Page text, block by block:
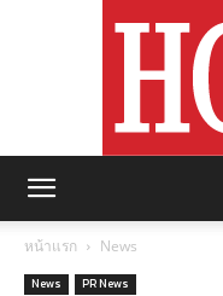
หน้าแรก News
News PR News